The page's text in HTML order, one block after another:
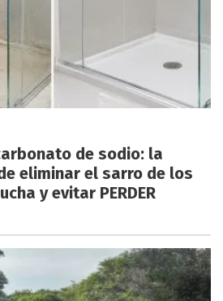
de sodio: la
eliminar el sarro de los
y evitar PERDER